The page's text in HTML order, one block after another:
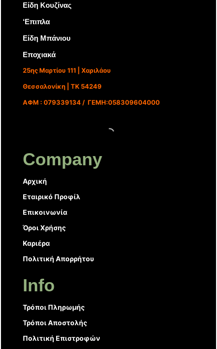
Είδη Κουζίνας
‘Επιπλα
Είδη Μπάνιου
Εποχιακά
25ης Μαρτίου 111 | Χαριλάου
Θεσσαλονίκη | ΤΚ 54249
ΑΦΜ : 079339134 / ΓΕΜΗ:058309604000
Company
Αρχική
Εταιρικό Προφίλ
Επικοινωνία
Όροι Χρήσης
Καριέρα
Πολιτική Απορρήτου
Info
Τρόποι Πληρωμής
Τρόποι Αποστολής
Πολιτική Επιστροφών